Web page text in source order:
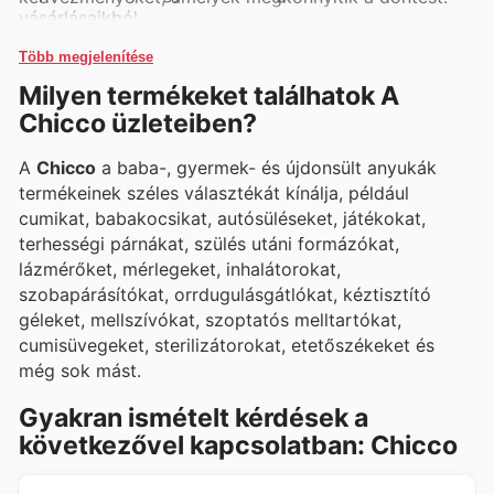
vásárlásaikból.
Több megjelenítése
Milyen termékeket találhatok A
Chicco üzleteiben?
A Chicco a baba-, gyermek- és újdonsült anyukák
termékeinek széles választékát kínálja, például
cumikat, babakocsikat, autósüléseket, játékokat,
terhességi párnákat, szülés utáni formázókat,
lázmérőket, mérlegeket, inhalátorokat,
szobapárásítókat, orrdugulásgátlókat, kéztisztító
géleket, mellszívókat, szoptatós melltartókat,
cumisüvegeket, sterilizátorokat, etetőszékeket és
még sok mást.
Gyakran ismételt kérdések a
következővel kapcsolatban: Chicco